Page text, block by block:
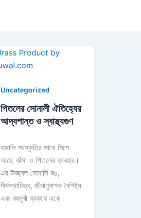
Uncategorized
পিতলের সোনালী ঐতিহ্যের
আদ্যপান্ত ও স্বাস্থ্যগুণ
বাঙালি সংস্কৃতির সাথে মিশে
আছে কাঁসা ও পিতলের ব্যবহার।
এর উজ্জ্বল সোনালি রঙ,
দীর্ঘস্থায়িত্ব, জীবাণুনাশক বৈশিষ্ট্য
এবং বহুমুখী ব্যবহার একে